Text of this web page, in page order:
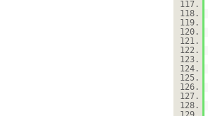
117.
118.
119.
120.
121.
122.
123.
124.
125.
126.
127.
128.